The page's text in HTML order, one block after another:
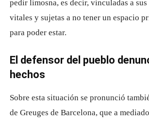
pedir limosna, es decir, vinculadas a
vitales y sujetas a no tener un espacio
para poder estar.
El defensor del pueblo
hechos
Sobre esta situación se pronunció
de Greuges de Barcelona, que a